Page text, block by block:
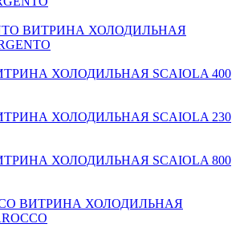
ВИТРИНА ХОЛОДИЛЬНАЯ
ХОЛОДИЛЬНАЯ SCAIOLA 400
ХОЛОДИЛЬНАЯ SCAIOLA 230
ХОЛОДИЛЬНАЯ SCAIOLA 800
ВИТРИНА ХОЛОДИЛЬНАЯ